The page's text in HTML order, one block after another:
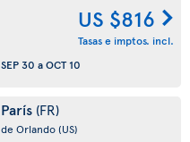
US $816
Tasas e imptos. incl.
SEP 30 aOCT 10
París (FR)
de Orlando(US)